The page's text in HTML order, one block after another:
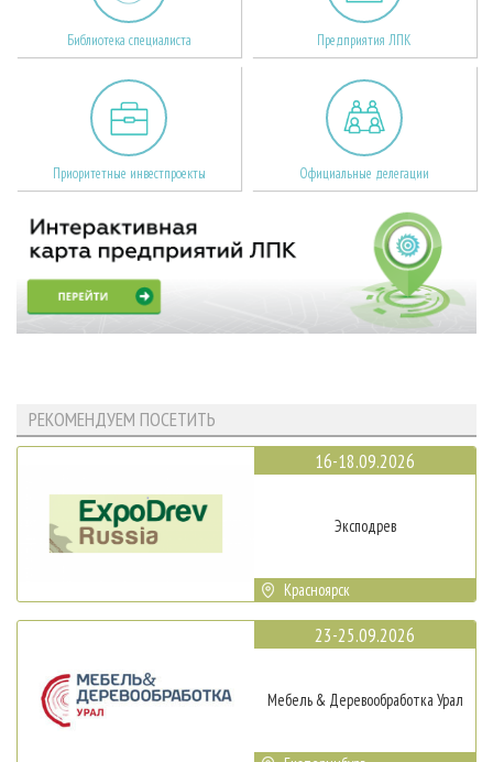
Библиотека специалиста Предприятия ЛПК
Приоритетные инвестпроекты Официальные делегации
РЕКОМЕНДУЕМ ПОСЕТИТЬ
16-18.09.2026
Эксподрев
Красноярск
23-25.09.2026
Мебель & Деревообработка Урал